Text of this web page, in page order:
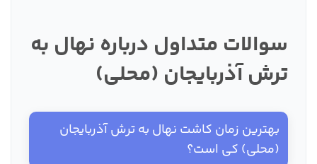
سوالات متداول درباره نهال به
ترش آذربایجان (محلی)
بهترین زمان کاشت نهال به ترش آذربایجان
(محلی) کی است؟